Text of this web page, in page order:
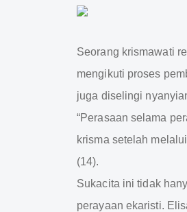
Seorang krismawati
mengikuti proses
juga diselingi
“Perasaan selama
krisma setelah
(14).
Sukacita ini tidak
perayaan ekaristi.